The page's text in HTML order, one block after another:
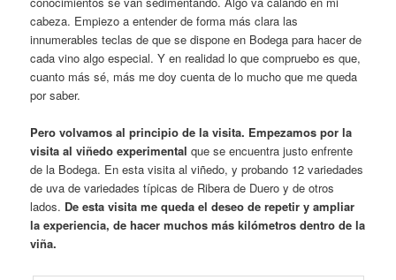
cabeza. Empiezo a entender de forma más clara las
innumerables teclas de que se dispone en Bodega para hacer de
cada vino algo especial. Y en realidad lo que compruebo es que,
cuanto más sé, más me doy cuenta de lo mucho que me queda
por saber.
Pero volvamos al principio de la visita. Empezamos por la
visita al viñedo experimental que se encuentra justo enfrente
de la Bodega. En esta visita al viñedo, y probando 12 variedades
de uva de variedades típicas de Ribera de Duero y de otros
lados. De esta visita me queda el deseo de repetir y ampliar
la experiencia, de hacer muchos más kilómetros dentro de la
viña.